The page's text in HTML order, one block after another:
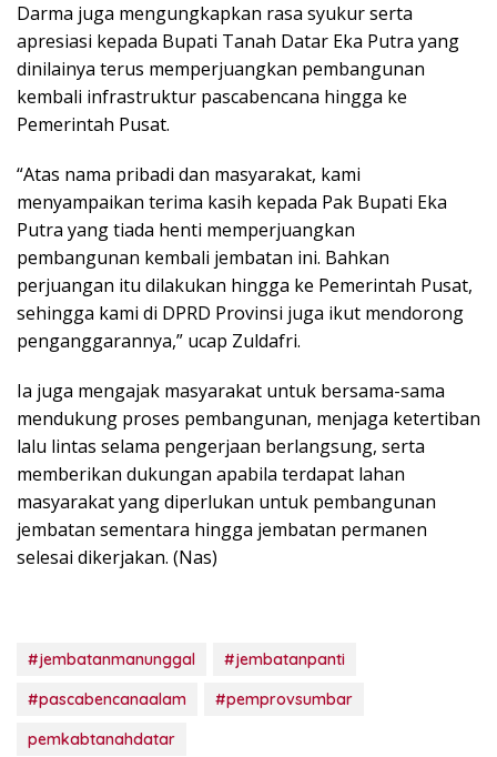
Darma juga mengungkapkan rasa syukur serta
apresiasi kepada Bupati Tanah Datar Eka Putra yang
dinilainya terus memperjuangkan pembangunan
kembali infrastruktur pascabencana hingga ke
Pemerintah Pusat.
“Atas nama pribadi dan masyarakat, kami
menyampaikan terima kasih kepada Pak Bupati Eka
Putra yang tiada henti memperjuangkan
pembangunan kembali jembatan ini. Bahkan
perjuangan itu dilakukan hingga ke Pemerintah Pusat,
sehingga kami di DPRD Provinsi juga ikut mendorong
penganggarannya,” ucap Zuldafri.
Ia juga mengajak masyarakat untuk bersama-sama
mendukung proses pembangunan, menjaga ketertiban
lalu lintas selama pengerjaan berlangsung, serta
memberikan dukungan apabila terdapat lahan
masyarakat yang diperlukan untuk pembangunan
jembatan sementara hingga jembatan permanen
selesai dikerjakan. (Nas)
#jembatanmanunggal
#jembatanpanti
#pascabencanaalam
#pemprovsumbar
pemkabtanahdatar